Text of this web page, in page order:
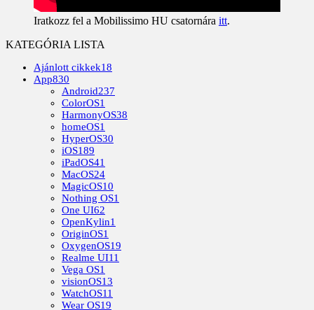
Iratkozz fel a Mobilissimo HU csatornára itt.
KATEGÓRIA LISTA
Ajánlott cikkek18
App830
Android237
ColorOS1
HarmonyOS38
homeOS1
HyperOS30
iOS189
iPadOS41
MacOS24
MagicOS10
Nothing OS1
One UI62
OpenKylin1
OriginOS1
OxygenOS19
Realme UI11
Vega OS1
visionOS13
WatchOS11
Wear OS19